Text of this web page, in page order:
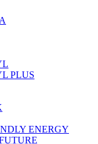
PLUS
ENERGY